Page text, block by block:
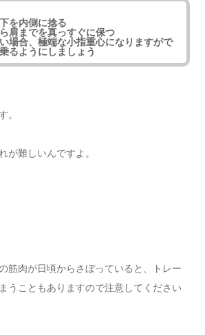
を内側に捻る
肩までを真っすぐに保つ
場合、極端な小指重心になりますがで
るようにしましょう
。
が難しいんですよ。
筋肉が日頃からさぼっていると、トレー
うこともありますので注意してください